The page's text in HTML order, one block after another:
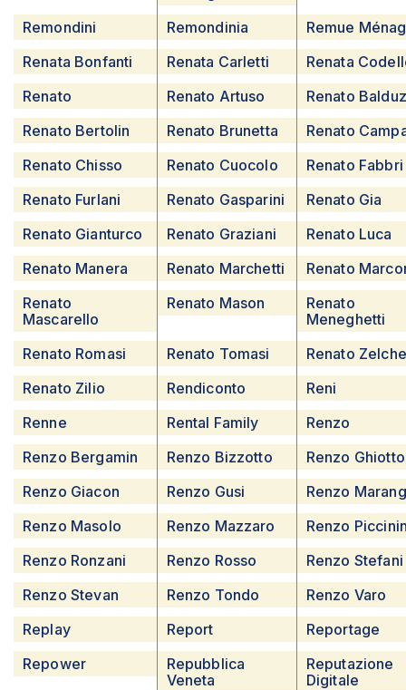
Remondini
Remondinia
Remue
Renata Bonfanti
Renata Carletti
Renata
Renato
Renato Artuso
Renato
Renato Bertolin
Renato Brunetta
Renato
Renato Chisso
Renato Cuocolo
Renato Fabbri
Renato Furlani
Renato Gasparini
Renato Gia
Renato Gianturco
Renato Graziani
Renato Luca
Renato Manera
Renato Marchetti
Renato
Renato
Mascarello
Renato Mason
Renato
Meneghetti
Renato Romasi
Renato Tomasi
Renato
Renato Zilio
Rendiconto
Reni
Renne
Rental Family
Renzo
Renzo Bergamin
Renzo Bizzotto
Renzo Ghiotto
Renzo Giacon
Renzo Gusi
Renzo
Renzo Masolo
Renzo Mazzaro
Renzo
Renzo Ronzani
Renzo Rosso
Renzo Stefani
Renzo Stevan
Renzo Tondo
Renzo Varo
Replay
Report
Reportage
Repower
Repubblica
Veneta
Reputazione
Digitale